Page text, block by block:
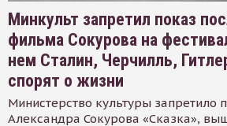
Минкульт запретил показ
фильма Сокурова на
нем Сталин, Черчилль,
спорят о жизни
Министерство культуры запретило
Александра Сокурова «Сказка»,